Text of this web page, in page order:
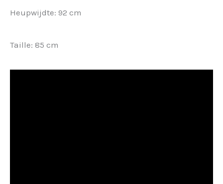
Heupwijdte: 92 cm
Taille: 85 cm